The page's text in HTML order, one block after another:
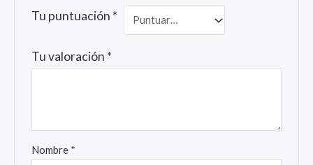
Tu puntuación *
Tu valoración *
Nombre *